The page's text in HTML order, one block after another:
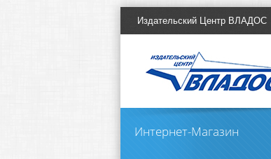
Издательcкий Центр ВЛАДОС
Интернет-Магазин